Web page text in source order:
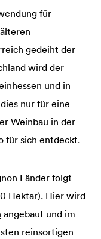
für
gedeiht der
wird der
und in
nur für eine
Weinbau in der
für sich entdeckt.
Länder folgt
Hektar). Hier wird
angebaut und im
reinsortigen